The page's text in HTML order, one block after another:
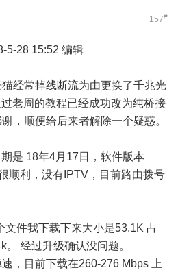
157#
5-28 15:52 编辑
经常掉线断流为由更换了千兆光
老周的教程已经成功改为纯桥接
，顺便给后来者解除一个疑惑。
是 18年4月17日，软件版本
顺利，没有IPTV，目前路由拨号
件我下载下来大小是53.1K 占
经过升级确认没问题。
，目前下载在260-276 Mbps 上